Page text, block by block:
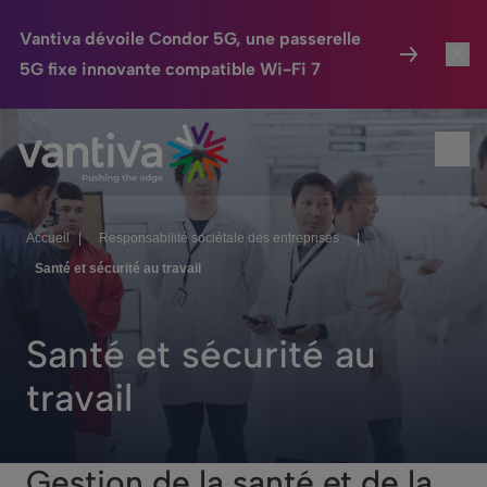
Vantiva dévoile Condor 5G, une passerelle
5G fixe innovante compatible Wi-Fi 7
Passer au contenu principal
Maison Connectée
HomeSight
Industries
Entreprise
Nos Engagements
Relations Investisseurs
Accueil | Responsabilité sociétale des entreprises
|
Santé et sécurité au travail
Santé et sécurité au
travail